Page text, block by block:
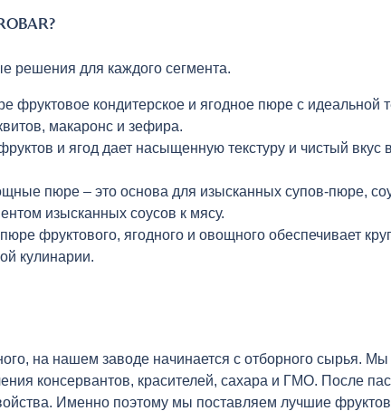
решения для каждого сегмента.
кондитерское и ягодное пюре с идеальной
макаронс и зефира.
и ягод дает насыщенную текстуру и чистый вкус
пюре – это основа для изысканных супов-пюре,
изысканных соусов к мясу.
фруктового, ягодного и овощного обеспечивает
кулинарии.
на нашем заводе начинается с отборного сырья.
консервантов, красителей, сахара и ГМО. После
Именно поэтому мы поставляем лучшие